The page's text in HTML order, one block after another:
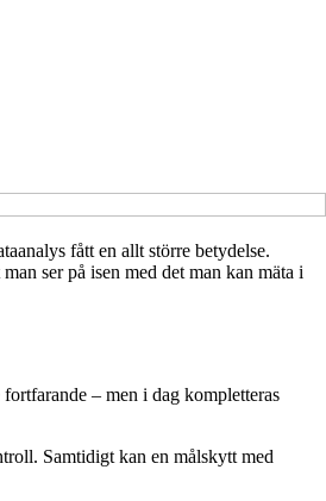
fått en allt större betydelse.
ser på isen med det man kan mäta i
– men i dag kompletteras
Samtidigt kan en målskytt med